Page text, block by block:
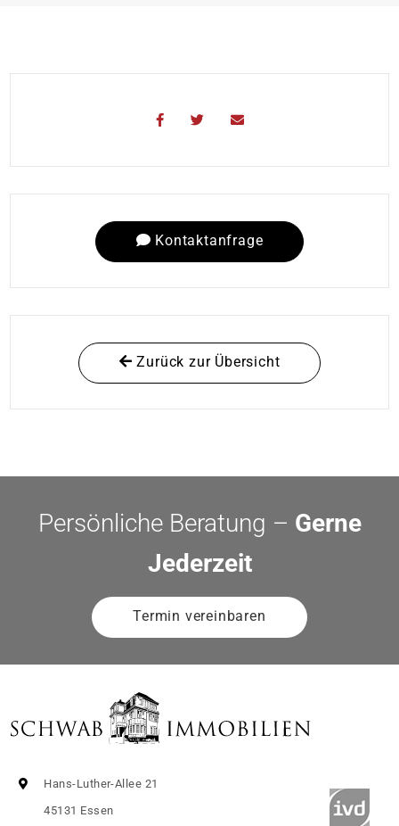
Kontaktanfrage
Zurück zur Übersicht
Persönliche Beratung – Gerne
Jederzeit
Termin vereinbaren
Hans-Luther-Allee 21
45131 Essen